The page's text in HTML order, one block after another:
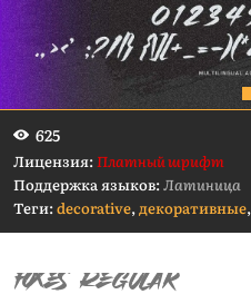
625
Лицензия: Платный шрифт
Поддержка языков:Латиница
Теги:decorative, декоративные,